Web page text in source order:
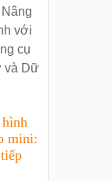
với
cụ
và Dữ
mini: